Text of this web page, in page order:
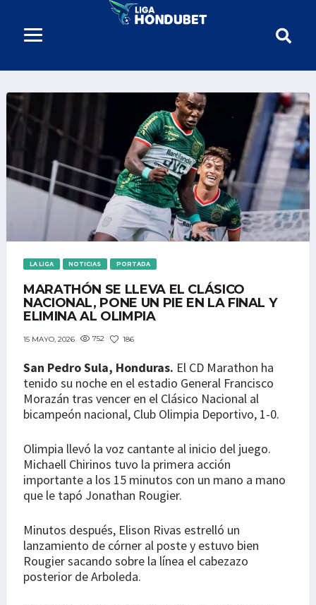
LA LIGA NOTICIAS PORTADA
MARATHÓN SE LLEVA EL CLÁSICO
NACIONAL, PONE UN PIE EN LA FINAL Y
ELIMINA AL OLIMPIA
15 MAYO, 2026 752 186
San Pedro Sula, Honduras. El CD Marathon ha
tenido su noche en el estadio General Francisco
Morazán tras vencer en el Clásico Nacional al
bicampeón nacional, Club Olimpia Deportivo, 1-0.
Olimpia llevó la voz cantante al inicio del juego.
Michaell Chirinos tuvo la primera acción
importante a los 15 minutos con un mano a mano
que le tapó Jonathan Rougier.
Minutos después, Elison Rivas estrelló un
lanzamiento de córner al poste y estuvo bien
Rougier sacando sobre la línea el cabezazo
posterior de Arboleda.